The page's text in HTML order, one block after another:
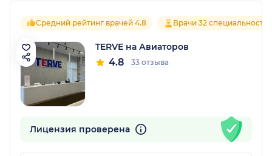
Средний рейтинг врачей 4.8 Врачи 32
TERVE на Авиаторов
4.8 33 отзыва
Лицензия проверена